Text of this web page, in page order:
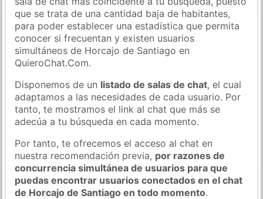
que se trata de una cantidad baja de habitantes,
para poder establecer una estadística que permita
conocer si frecuentan y existen usuarios
simultáneos de Horcajo de Santiago en
QuieroChat.Com.
Disponemos de un listado de salas de chat, el cual
adaptamos a las necesidades de cada usuario. Por
tanto, te mostramos el link al chat que más se
adecúa a tu búsqueda en cada momento.
Por tanto, te ofrecemos el acceso al chat en
nuestra recomendación previa, por razones de
concurrencia simultánea de usuarios para que
puedas encontrar usuarios conectados en el chat
de Horcajo de Santiago en todo momento.